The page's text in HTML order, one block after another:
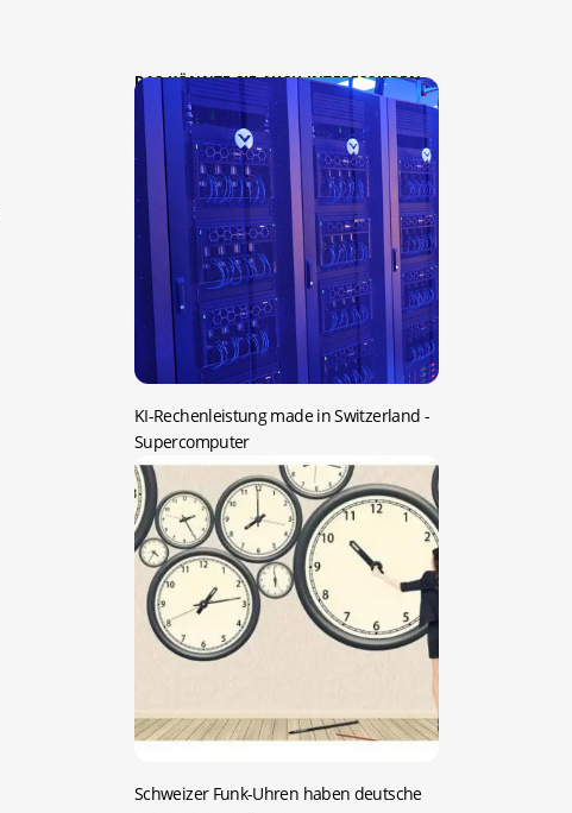
DAS KÖNNTE SIE AUCH INTERESSIEREN:
KI-Rechenleistung made in Switzerland -
Supercomputer
Schweizer Funk-Uhren haben deutsche